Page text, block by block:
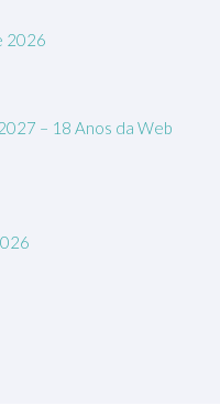
2026
– 18 Anos da Web